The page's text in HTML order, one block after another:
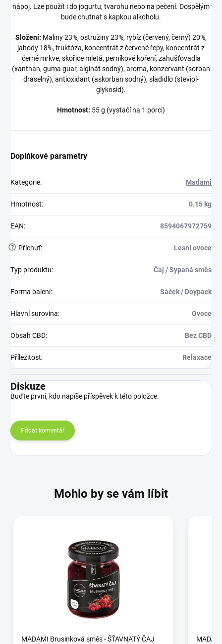
nápoj. Lze použít i do jogurtu, tvarohu nebo na pečení. Dospělým
bude chutnat s kapkou alkoholu.
Složení: Maliny 23%, ostružiny 23%, rybíz (červený, černý) 20%,
jahody 18%, fruktóza, koncentrát z červené řepy, koncentrát z
černé mrkve, skořice mletá, perníkové koření, zahušťovadla
(xanthan, guma guar, alginát sodný), aroma, konzervant (sorban
draselný), antioxidant (askorban sodný), sladidlo (steviol-
glykosid).
Hmotnost: 55 g (vystačí na 1 porci)
Doplňkové parametry
Kategorie: Madami
Hmotnost: 0.15 kg
EAN: 8594067972759
? Příchuť: Lesní ovoce
Typ produktu: Čaj / Sypaná směs
Forma balení: Sáček / Doypack
Hlavní surovina: Ovoce
Obsah CBD: Bez CBD
Příležitost: Relaxace
Diskuze
Buďte první, kdo napíše příspěvek k této položce.
Přidat komentář
Mohlo by se vám líbit
MADAMI Brusinková směs - ŠŤAVNATÝ ČAJ